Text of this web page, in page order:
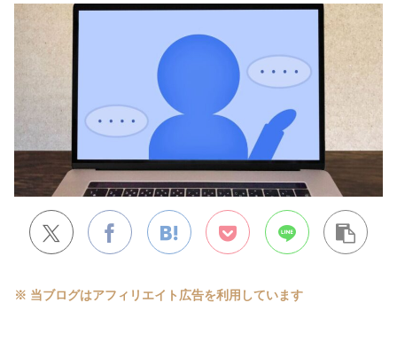
※ 当ブログはアフィリエイト広告を利用しています